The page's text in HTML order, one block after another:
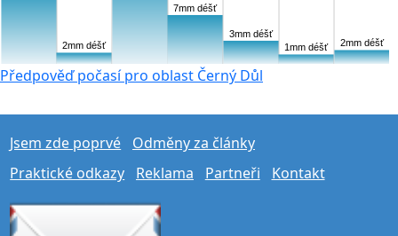
2mm déšť
7mm déšť
3mm déšť
1mm déšť 2mm déšť
Předpověď počasí pro oblast Černý Důl
Jsem zde poprvé
Odměny za články
Praktické odkazy
Reklama Partneři Kontakt